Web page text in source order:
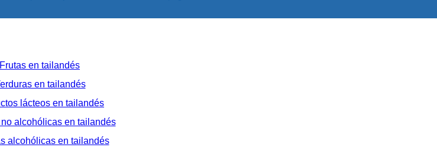
Frutas en tailandés
en tailandés
lácteos en tailandés
alcohólicas en tailandés
alcohólicas en tailandés